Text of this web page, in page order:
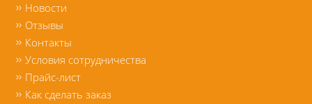
Новости
Отзывы
Контакты
Условия сотрудничества
Прайс-лист
Как сделать заказ